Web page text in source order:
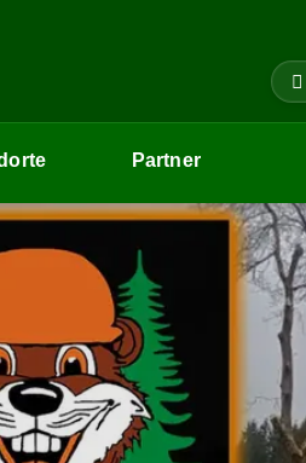
Partner